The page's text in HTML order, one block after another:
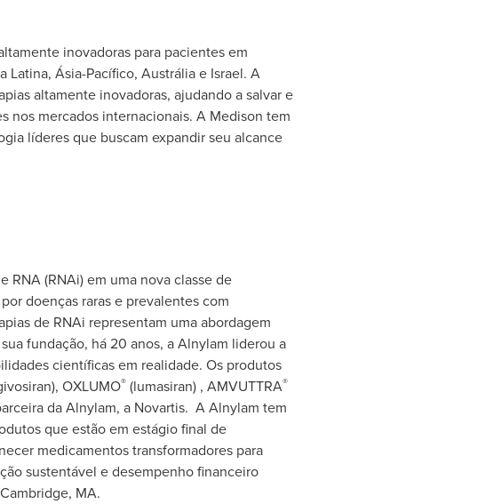
inovadoras para pacientes em
Latina, Ásia-Pacífico, Austrália e Israel. A
altamente inovadoras, ajudando a salvar e
nos mercados internacionais. A Medison tem
líderes que buscam expandir seu alcance
RNA (RNAi) em uma nova classe de
doenças raras e prevalentes com
de RNAi representam uma abordagem
fundação, há 20 anos, a Alnylam liderou a
científicas em realidade. Os produtos
OXLUMO®(lumasiran) , AMVUTTRA®
da Alnylam, a Novartis. A Alnylam tem
que estão em estágio final de
medicamentos transformadores para
sustentável e desempenho financeiro
MA.